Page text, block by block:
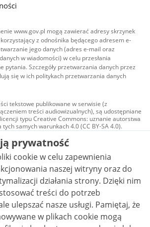
www.gov.pl mogą zawierać adresy skrzynek
z odnośnika będącego adresem e-
jego danych (adres e-mail oraz
w wiadomości) w celu przesłania
pytania. Szczegóły przetwarzania danych przez
się w ich politykach przetwarzania danych
tekstowe publikowane w serwisie (z
treści audiowizualnych), są udostępniane
typu Creative Commons: uznanie autorstwa
tych samych warunkach 4.0 (CC BY-SA 4.0).
audiowizualne, w tym zdjęcia, materiały
i wideo, są udostępniane na licencji typu
Commons: uznanie autorstwa użycie
- bez utworów zależnych 4.0 (CC BY-
ND 4.0), o ile nie jest to stwierdzone inaczej.
prywatność
cookie w celu zapewnienia
naszej witryny oraz do
działania strony. Dzięki nim
treści do potrzeb
nasze usługi. Pamiętaj, że
w plikach cookie mogą